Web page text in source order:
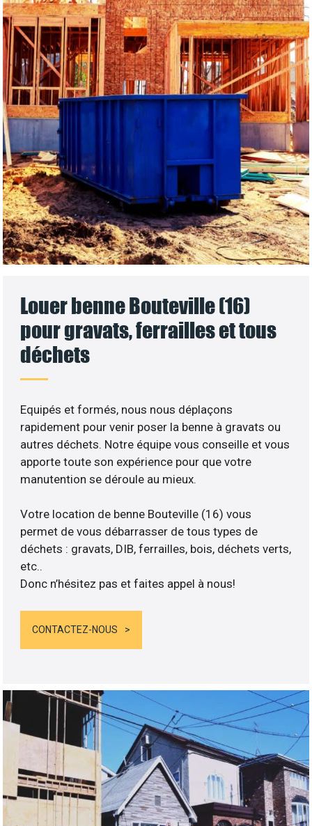
Louer benne Bouteville (16)
pour gravats, ferrailles et tous
déchets
Equipés et formés, nous nous déplaçons
rapidement pour venir poser la benne à gravats ou
autres déchets. Notre équipe vous conseille et vous
apporte toute son expérience pour que votre
manutention se déroule au mieux.
Votre location de benne Bouteville (16) vous
permet de vous débarrasser de tous types de
déchets : gravats, DIB, ferrailles, bois, déchets verts,
etc..
Donc n’hésitez pas et faites appel à nous!
CONTACTEZ-NOUS